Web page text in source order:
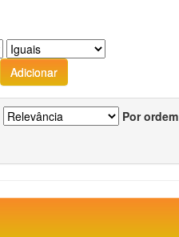
Por ordem